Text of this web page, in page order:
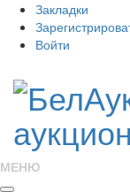
Закладки
Войти
МЕНЮ